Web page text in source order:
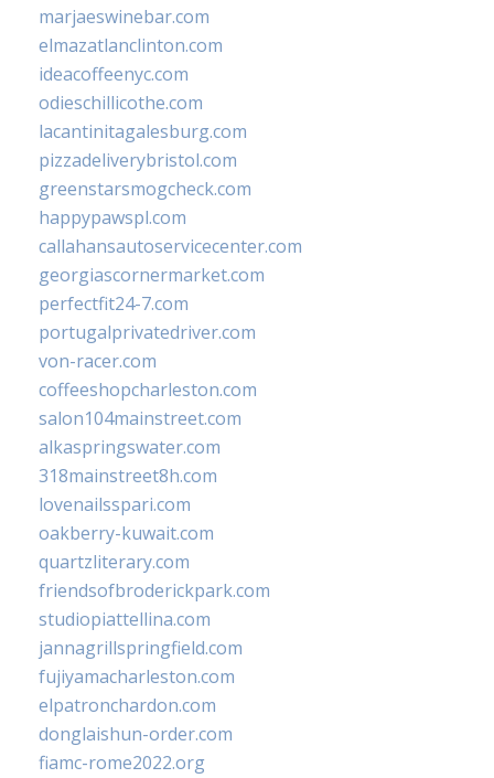
marjaeswinebar.com
elmazatlanclinton.com
ideacoffeenyc.com
odieschillicothe.com
lacantinitagalesburg.com
pizzadeliverybristol.com
greenstarsmogcheck.com
happypawspl.com
callahansautoservicecenter.com
georgiascornermarket.com
perfectfit24-7.com
portugalprivatedriver.com
von-racer.com
coffeeshopcharleston.com
salon104mainstreet.com
alkaspringswater.com
318mainstreet8h.com
lovenailsspari.com
oakberry-kuwait.com
quartzliterary.com
friendsofbroderickpark.com
studiopiattellina.com
jannagrillspringfield.com
fujiyamacharleston.com
elpatronchardon.com
donglaishun-order.com
fiamc-rome2022.org